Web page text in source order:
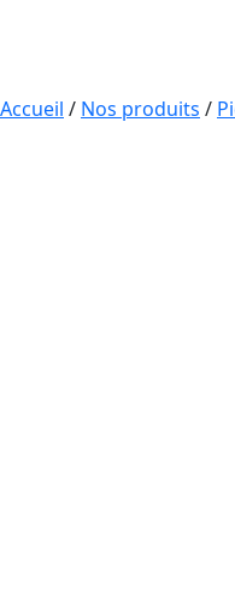
Accueil / Nos produits /